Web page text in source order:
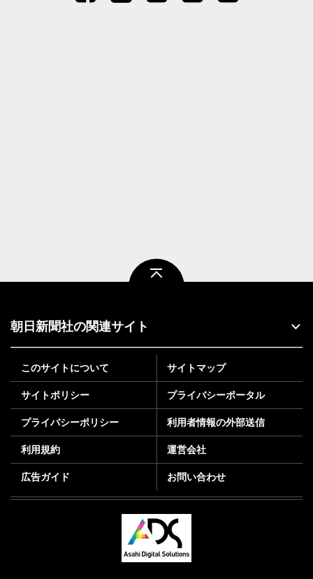
朝日新聞社の関連サイト
このサイトについて サイトマップ
サイトポリシー プライバシーポータル
プライバシーポリシー 利用者情報の外部送信
利用規約 運営会社
広告ガイド お問い合わせ